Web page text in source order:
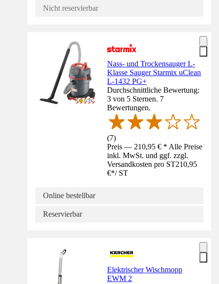
Nicht reservierbar
Nass- und Trockensauger L-
Klasse Sauger Starmix uClean
L-1432 PG+
Durchschnittliche Bewertung:
3 von 5 Sternen. 7
Bewertungen.
(7)
Preis — 210,95 € * Alle Preise
inkl. MwSt. und ggf. zzgl.
Versandkosten pro ST210,95
€*/ ST
Online bestellbar
Reservierbar
Elektrischer Wischmopp
EWM 2